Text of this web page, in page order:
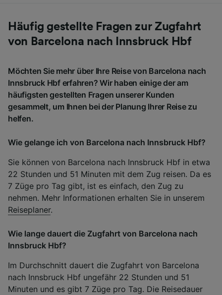
Häufig gestellte Fragen zur Zugfahrt
von Barcelona nach Innsbruck Hbf
Möchten Sie mehr über Ihre Reise von Barcelona nach
Innsbruck Hbf erfahren? Wir haben einige der am
häufigsten gestellten Fragen unserer Kunden
gesammelt, um Ihnen bei der Planung Ihrer Reise zu
helfen.
Wie gelange ich von Barcelona nach Innsbruck Hbf?
Sie können von Barcelona nach Innsbruck Hbf in etwa
22 Stunden und 51 Minuten mit dem Zug reisen. Da es
7 Züge pro Tag gibt, ist es einfach, den Zug zu
nehmen. Mehr Informationen erhalten Sie in unserem
Reiseplaner.
Wie lange dauert die Zugfahrt von Barcelona nach
Innsbruck Hbf?
Im Durchschnitt dauert die Zugfahrt von Barcelona
nach Innsbruck Hbf ungefähr 22 Stunden und 51
Minuten und es gibt 7 Züge pro Tag. Die Reisedauer